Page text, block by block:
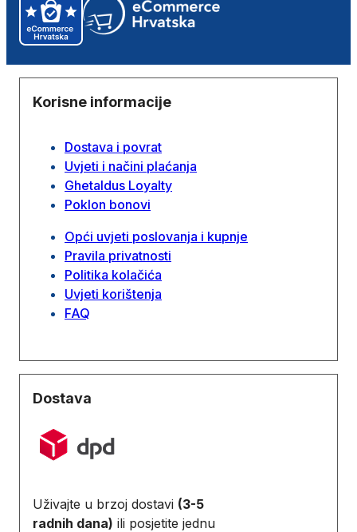
Korisne informacije
Dostava i povrat
Uvjeti i načini plaćanja
Ghetaldus Loyalty
Poklon bonovi
Opći uvjeti poslovanja i kupnje
Pravila privatnosti
Politika kolačića
Uvjeti korištenja
FAQ
Dostava
Uživajte u brzoj dostavi (3-5
radnih dana) ili posjetite jednu